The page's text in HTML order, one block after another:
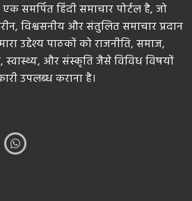
समर्पित हिंदी समाचार पोर्टल है, जो
विश्वसनीय और संतुलित समाचार प्रदान
उद्देश्य पाठकों को राजनीति, समाज,
स्वास्थ्य, और संस्कृति जैसे विविध विषयों
उपलब्ध कराना है।